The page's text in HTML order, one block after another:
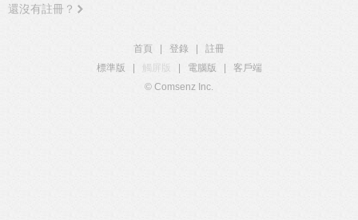
還沒有註冊？
首頁 登錄
註冊
標準版
觸屏版 電腦版
客戶端
© Comsenz Inc.